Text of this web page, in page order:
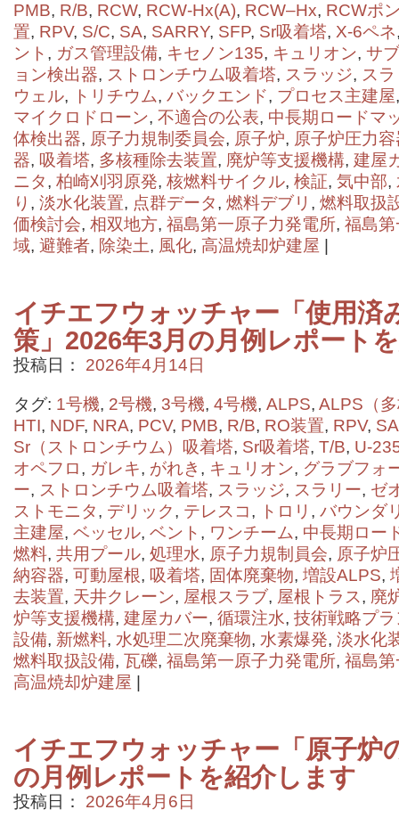
PMB, R/B, RCW, RCW-Hx(A), RCW–Hx, RCWポ
置, RPV, S/C, SA, SARRY, SFP, Sr吸着塔, X-6ペネ
ント , ガス管理設備, キセノン135, キュリオン, サ
ョン検出器, ストロンチウム吸着塔, スラッジ, ス
ウェル, トリチウム, バックエンド, プロセス主建屋
マイクロドローン, 不適合の公表, 中長期ロードマ
体検出器, 原子力規制委員会, 原子炉, 原子炉圧力容
器, 吸着塔, 多核種除去装置, 廃炉等支援機構, 建屋
ニタ, 柏崎刈羽原発, 核燃料サイクル, 検証, 気中部,
り , 淡水化装置, 点群データ, 燃料デブリ , 燃料取扱
価検討会, 相双地方, 福島第一原子力発電所, 福島
域, 避難者, 除染土, 風化, 高温焼却炉建屋
イチエフウォッチャー「使用済
策」2026年3月の月例レポート
投稿日： 2026年4月14日
タグ: 1号機, 2号機, 3号機, 4号機, ALPS, ALPS（
HTI, NDF, NRA, PCV, PMB, R/B, RO装置, RPV, SA
Sr（ストロンチウム）吸着塔, Sr吸着塔, T/B, U-
オペフロ, ガレキ, がれき , キュリオン, グラブフォ
ー, ストロンチウム吸着塔, スラッジ, スラリー, ゼ
ストモニタ, デリック, テレスコ, トロリ , バウンダ
主建屋, ベッセル, ベント , ワンチーム, 中長期ロー
燃料, 共用プール, 処理水, 原子力規制員会, 原子炉
納容器, 可動屋根, 吸着塔, 固体廃棄物, 増設ALPS,
去装置, 天井クレーン, 屋根スラブ, 屋根トラス, 廃
炉等支援機構, 建屋カバー, 循環注水, 技術戦略プラ
設備, 新燃料, 水処理二次廃棄物, 水素爆発, 淡水化
燃料取扱設備, 瓦礫, 福島第一原子力発電所, 福島
高温焼却炉建屋
イチエフウォッチャー「原子炉
の月例レポートを紹介します
投稿日： 2026年4月6日